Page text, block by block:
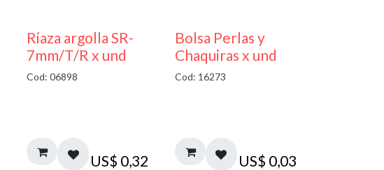
Riaza argolla SR-
7mm/T/R x und
Cod: 06898
US$ 0,32
Bolsa Perlas y
Chaquiras x und
Cod: 16273
US$ 0,03